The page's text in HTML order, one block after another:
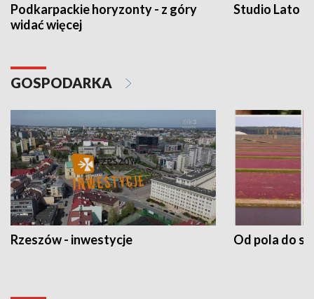
Podkarpackie horyzonty - z góry
widać więcej
Studio Lato
GOSPODARKA
Rzeszów - inwestycje Od pola do